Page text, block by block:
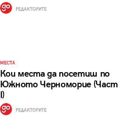
РЕДАКТОРИТЕ
МЕСТА
Кои места да посетиш по
Южното Черноморие (Част
I)
РЕДАКТОРИТЕ